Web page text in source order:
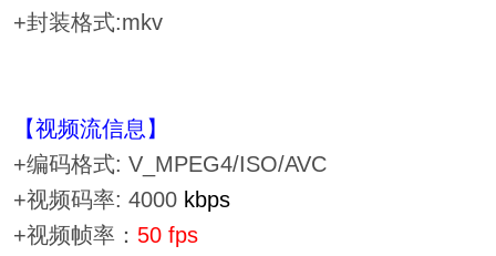
+封装格式:mkv
【视频流信息】
+编码格式: V_MPEG4/ISO/AVC
+视频码率: 4000 kbps
+视频帧率： 50 fps